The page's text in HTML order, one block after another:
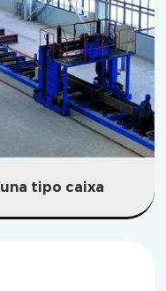
tipo caixa